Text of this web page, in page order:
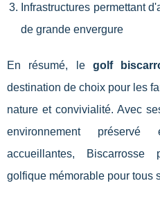
Infrastructures permettant
de grande envergure
En résumé, le golf
destination de choix pour les
nature et convivialité. Avec
environnement
accueillantes, Biscarrosse
golfique mémorable pour tous